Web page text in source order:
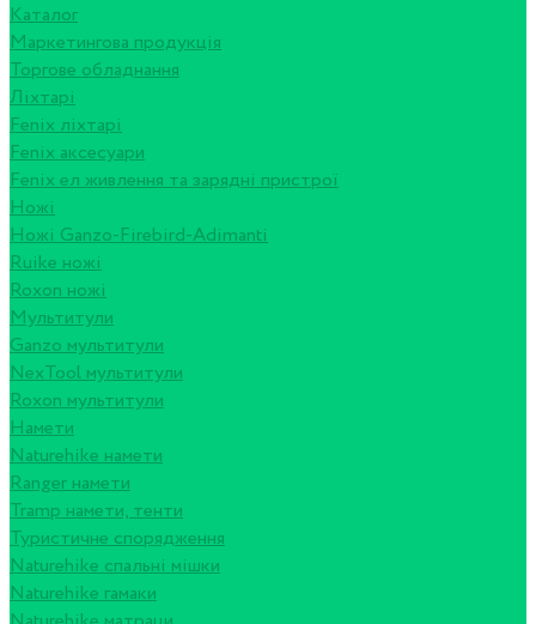
Каталог
Маркетингова продукція
Торгове обладнання
Ліхтарі
Fenix ліхтарі
Fenix аксесуари
Fenix ел живлення та зарядні пристрої
Ножі
Ножі Ganzo-Firebird-Adimanti
Ruike ножі
Roxon ножi
Мультитули
Ganzo мультитули
NexTool мультитули
Roxon мультитули
Намети
Naturehike намети
Ranger намети
Tramp намети, тенти
Туристичне спорядження
Naturehike спальні мішки
Naturehike гамаки